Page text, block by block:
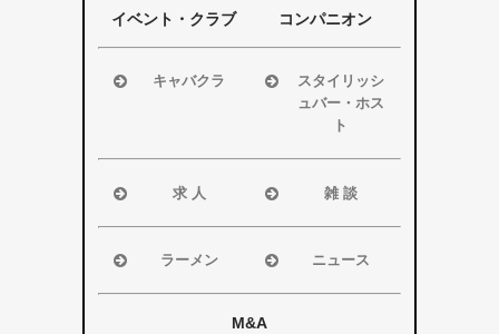
その他エリア
その他エリア
磐田市
袋井市
掛川市
磐田市
袋井市
掛川市
その他エリア
イベント・クラブ コンパニオン
キャバクラ
掛川市
その他エリア
スタイリッシ
ュバー・ホス
ト
浜松市
磐田市・袋井
求 人
浜松市
磐田市
雑 談
浜松市
磐田市
ラーメン
浜松市
ニュース
浜松市・磐田
M&A